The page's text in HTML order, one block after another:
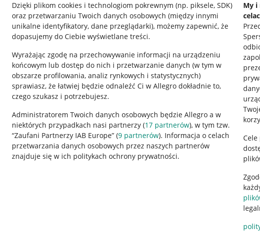
Dzięki plikom cookies i technologiom pokrewnym (np. piksele, SDK)
oraz przetwarzaniu Twoich danych osobowych (między innymi
unikalne identyfikatory, dane przeglądarki), możemy zapewnić, że
dopasujemy do Ciebie wyświetlane treści.
Wyrażając zgodę na przechowywanie informacji na urządzeniu
końcowym lub dostęp do nich i przetwarzanie danych (w tym w
obszarze profilowania, analiz rynkowych i statystycznych)
sprawiasz, że łatwiej będzie odnaleźć Ci w Allegro dokładnie to,
czego szukasz i potrzebujesz.
Administratorem Twoich danych osobowych będzie Allegro a w
niektórych przypadkach nasi partnerzy (17 partnerów), w tym tzw.
“Zaufani Partnerzy IAB Europe” (9 partnerów). Informacja o celach
przetwarzania danych osobowych przez naszych partnerów
znajduje się w ich politykach ochrony prywatności.
My i
Cele
Przydatne informacje
Jak to działa
Napisz do nas
Allegro Gadane dla sprzedających
Regulamin
Polityka plików "cookies"
Ustawienia plików
Udostępnianie lokalizacji
Informacje dla Aktu o